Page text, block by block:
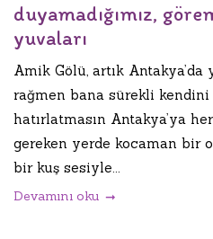
duyamadığımız,
yuvaları
Amik Gölü, artık Antakya’da
rağmen bana sürekli kendini
hatırlatmasın Antakya’ya
gereken yerde kocaman bir
bir kuş sesiyle...
Devamını oku